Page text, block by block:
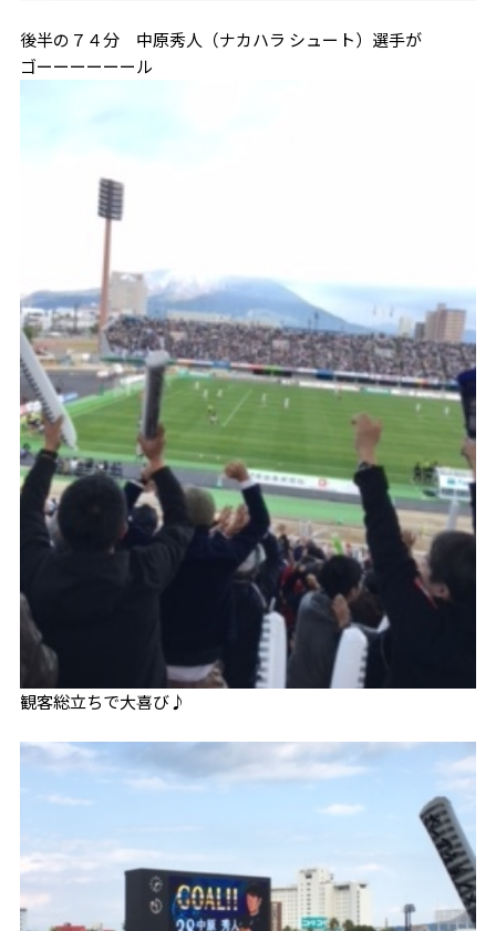
後半の７４分 中原秀人（ナカハラ シュート）選手が
ゴーーーーーール
観客総立ちで大喜び♪